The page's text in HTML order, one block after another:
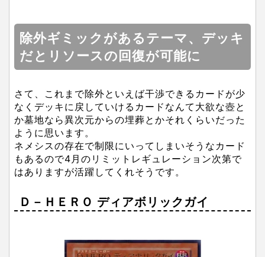
除外ギミックがあるテーマ、デッキ
だとリソースの回復が可能に
さて、これまで除外といえば干渉できるカードが少
なくデッキに戻していけるカードなんて大欲な壺と
か墓地なら異次元からの埋葬とかそれくらいだった
ように思います。
ネメシスの存在で制限にいってしまいそうなカード
もあるので4月のリミットレギュレーション次第で
はありますが活躍してくれそうです。
Ｄ－ＨＥＲＯ ディアボリックガイ